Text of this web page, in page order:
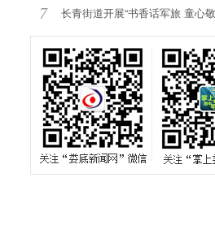
7 长青街道开展“书香话军旅 童心